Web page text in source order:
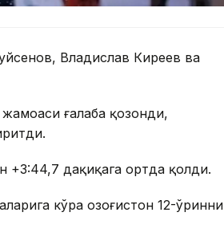
Владислав Киреев ва
ғалаба қозонди,
+3:44,7 дақиқага ортда қолди.
кўра Қозоғистон 12-ўринни